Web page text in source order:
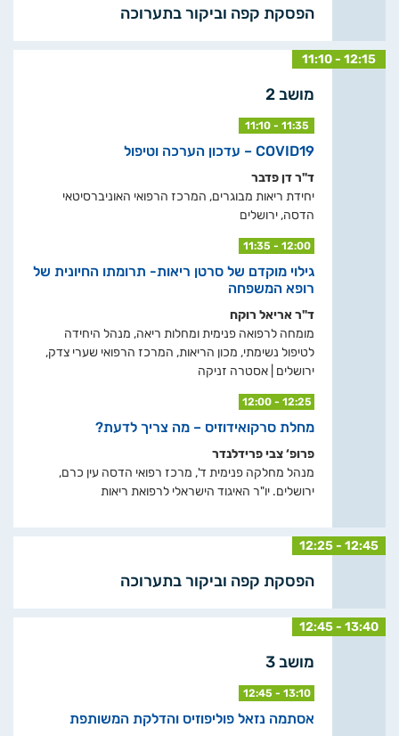
הפסקת קפה וביקור בתערוכה
11:10 - 12:15
מושב 2
11:10 - 11:35
COVID19 – עדכון הערכה וטיפול
ד"ר דן פדבר
יחידת ריאות מבוגרים, המרכז הרפואי האוניברסיטאי
הדסה, ירושלים
11:35 - 12:00
גילוי מוקדם של סרטן ריאות- תרומתו החיונית של
רופא המשפחה
ד"ר אריאל רוקח
מומחה לרפואה פנימית ומחלות ריאה, מנהל היחידה
לטיפול נשימתי, מכון הריאות, המרכז הרפואי שערי צדק,
ירושלים | אסטרה זניקה
12:00 - 12:25
מחלת סרקואידוזיס – מה צריך לדעת?
פרופ‘ צבי פרידלנדר
מנהל מחלקה פנימית ד', מרכז רפואי הדסה עין כרם,
ירושלים. יו"ר האיגוד הישראלי לרפואת ריאות
12:25 - 12:45
הפסקת קפה וביקור בתערוכה
12:45 - 13:40
מושב 3
12:45 - 13:10
אסתמה נזאל פוליפוזיס והדלקת המשותפת